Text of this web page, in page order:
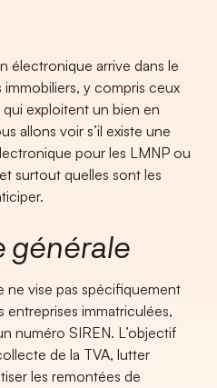
électronique arrive dans le
y compris ceux
exploitent un bien en
allons voir s’il existe une
pour les LMNP ou
surtout quelles sont les
générale
vise pas spécifiquement
entreprises immatriculées,
numéro SIREN. L’objectif
de la TVA, lutter
les remontées de